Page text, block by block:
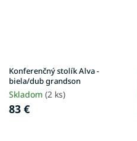
Konferenčný stolík Alva -
biela/dub grandson
Skladom (2 ks)
83 €